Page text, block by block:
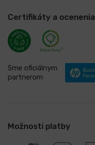
Certifikáty a ocenenia
Sme oficiálnym
partnerom
Možnosti platby